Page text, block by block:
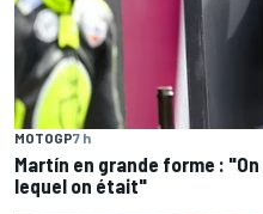
MOTOGP7 h
Martín en grande forme :
lequel on était"